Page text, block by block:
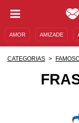
AMOR AMIZADE
CATEGORIAS